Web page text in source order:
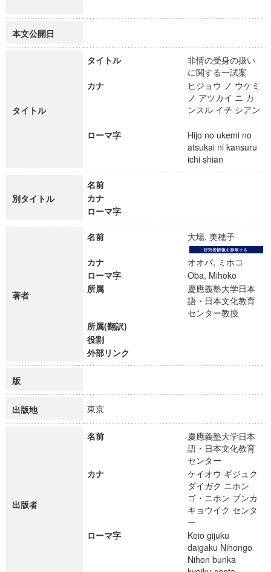
本文公開日
タイトル
タイトル
非情の受身の扱い
に関する一試案
カナ
ヒジョウ ノ ウケミ
ノ アツカイ ニ カ
ンスル イチ シアン
ローマ字
Hijo no ukemi no
atsukai ni kansuru
ichi shian
別タイトル
名前
カナ
ローマ字
著者
名前 大場, 美穂子
カナ
オオバ, ミホコ
ローマ字
Oba, Mihoko
所属
慶應義塾大学日本
語・日本文化教育
センター教授
所属(翻訳)
役割
外部リンク
版
出版地 東京
出版者
名前
慶應義塾大学日本
語・日本文化教育
センター
カナ
ケイオウ ギジュク
ダイガク ニホン
ゴ・ニホン ブンカ
キョウイク センタ
ー
ローマ字
Keio gijuku
daigaku Nihongo
Nihon bunka